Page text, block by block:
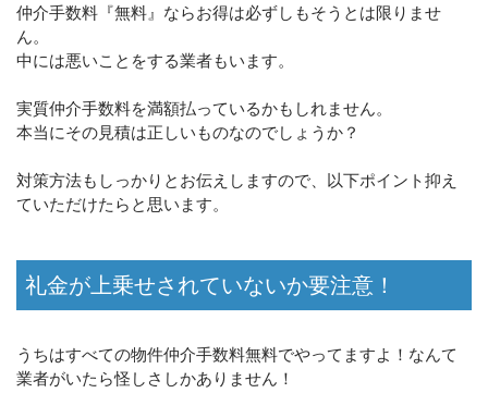
仲介手数料『無料』ならお得は必ずしもそうとは限りませ
ん。
中には悪いことをする業者もいます。
実質仲介手数料を満額払っているかもしれません。
本当にその見積は正しいものなのでしょうか？
対策方法もしっかりとお伝えしますので、以下ポイント抑え
ていただけたらと思います。
礼金が上乗せされていないか要注意！
うちはすべての物件仲介手数料無料でやってますよ！なんて
業者がいたら怪しさしかありません！